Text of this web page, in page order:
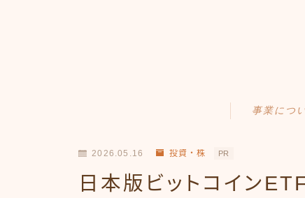
事業につ
トラブル事
2026.05.16 投資・株 PR
日本版ビットコイン